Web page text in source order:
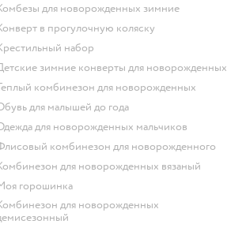
Комбезы для новорожденных зимние
Конверт в прогулочную коляску
Крестильный набор
Детские зимние конверты для новорожденных
Теплый комбинезон для новорожденных
Обувь для малышей до года
Одежда для новорожденных мальчиков
Флисовый комбинезон для новорожденного
Комбинезон для новорожденных вязаный
Моя горошинка